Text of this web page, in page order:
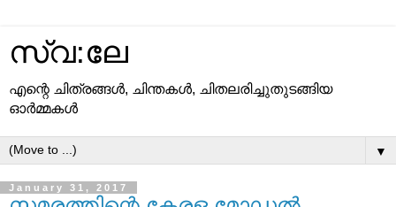
സ്വ:ലേ
എന്റെ ചിത്രങ്ങള്‍, ചിന്തകള്‍, ചിതലരിച്ചുതുടങ്ങിയ
ഓര്‍മ്മകള്‍
▼
January 31, 2017